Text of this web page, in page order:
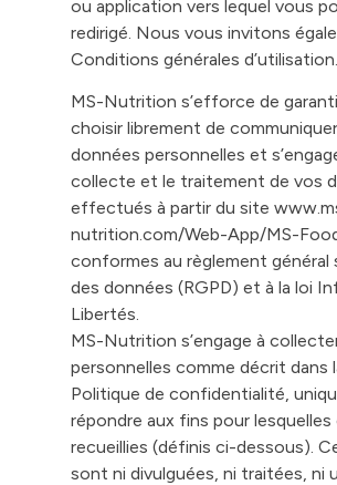
ou application vers lequel vous
redirigé. Nous vous invitons
Conditions générales d’utilisation.
MS-Nutrition s’efforce de
choisir librement de
données personnelles et
collecte et le traitement de vos
effectués à partir du site
nutrition.com/Web-App/MS-
conformes au règlement
des données (RGPD) et à la loi
Libertés.
MS-Nutrition s’engage à
personnelles comme décrit dans
Politique de confidentialité,
répondre aux fins pour
recueillies (définis ci-dessous).
sont ni divulguées, ni traitées, ni